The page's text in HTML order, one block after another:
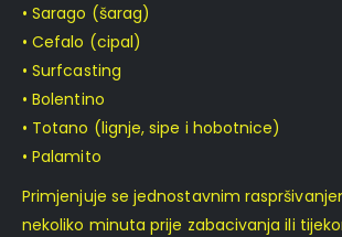
• Sarago (šarag)
• Cefalo (cipal)
• Surfcasting
• Bolentino
• Totano (lignje, sipe i hobotnice)
• Palamito
Primjenjuje se jednostavnim
nekoliko minuta prije zabacivanja ili